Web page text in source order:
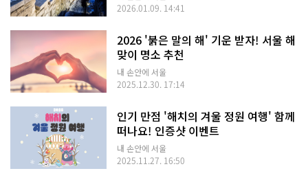
2026.01.09. 14:41
2026 '붉은 말의 해' 기운 받자! 서울 해
맞이 명소 추천
내 손안에 서울
2025.12.30. 17:14
인기 만점 '해치의 겨울 정원 여행' 함께
떠나요! 인증샷 이벤트
내 손안에 서울
2025.11.27. 16:50